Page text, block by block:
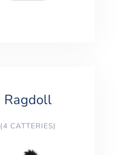
Ragdoll
(4 CATTERIES)